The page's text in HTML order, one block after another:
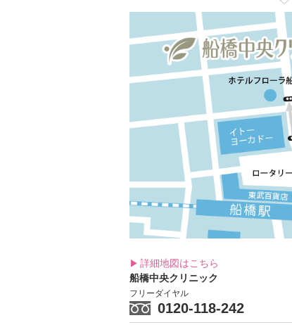
詳細地図はこちら
船橋中央クリニック
フリーダイヤル
0120-118-242